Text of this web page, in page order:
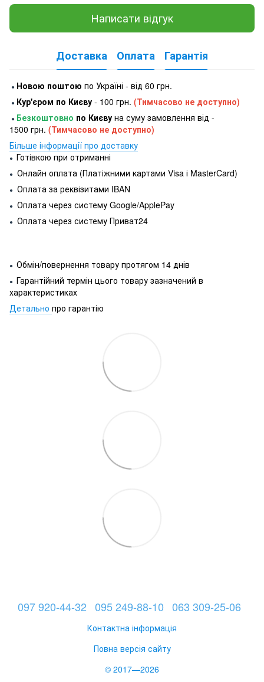
Написати відгук
Доставка Оплата Гарантія
● Новою поштою по Україні - від 60 грн.
● Кур'єром по Києву - 100 грн. (Тимчасово не доступно)
● Безкоштовно по Києву на суму замовлення від -
1500 грн. (Тимчасово не доступно)
Більше інформації про доставку
● Готівкою при отриманні
● Онлайн оплата (Платіжними картами Visa і MasterCard)
● Оплата за реквізитами IBAN
● Оплата через систему Google/ApplePay
● Оплата через систему Приват24
● Обмін/повернення товару протягом 14 днів
● Гарантійний термін цього товару зазначений в
характеристиках
Детально про гарантію
097 920-44-32 095 249-88-10 063 309-25-06
Контактна інформація
Повна версія сайту
© 2017—2026